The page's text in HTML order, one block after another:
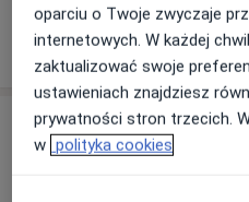
Szpital Lipno
Nieszawska 6, 87-600 Lipno
Opinie o specjalistach (29)
oparciu o Twoje zwyczaje
internetowych. W każdej
zaktualizować swoje
ustawieniach znajdziesz
prywatności stron trzecich.
w polityka cookies